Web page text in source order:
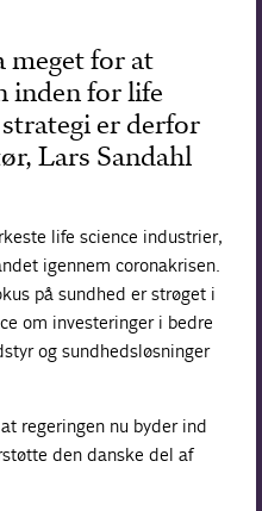
meget for at
inden for life
er derfor
Lars Sandahl
life science industrier,
igennem coronakrisen.
på sundhed er strøget i
om investeringer i bedre
og sundhedsløsninger
regeringen nu byder ind
den danske del af